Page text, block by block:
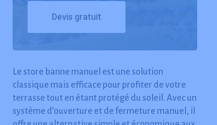
Devis gratuit
Le store banne manuel est une solution
classique mais efficace pour profiter de votre
terrasse tout en étant protégé du soleil. Avec un
système d’ouverture et de fermeture manuel, il